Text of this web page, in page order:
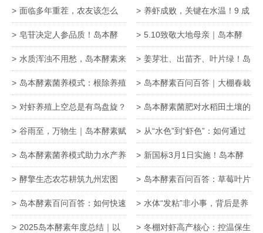
面临多年重茬，农友该怎么
办？岛本酵素：一招破解 让老
地再获新生！
养虾成败，关键在水温！9 成
养殖户都忽略的控温细节，看
完少亏上万
皂苷决定人参品质！岛本酵
素，科学助力人参皂苷含量稳
步提升
5.10致敬大地母亲｜岛本酵
素，以微生物之力，守护每一
寸沃土生机
水质浑浊不用愁，岛本酵素来
解忧
姜芽壮、出苗齐、叶片绿！岛
本酵素套餐肥，大姜苗期赢在
起跑线！
岛本酵素菌养模式：根除养殖
异味，守护生态养殖新环境
岛本酵素百问百答｜大棚春栽
地瓜苗萎蔫死棵、缓苗差？一
文找准根源巧补救！
对虾养殖上空总是有鸟盘旋？
这不是风景，是“生物警报”！
岛本酵素菌肥对水稻田土壤的
核心作用
谷雨至，万物生｜岛本酵素赋
能春耕，守护作物好长势！
从“水色”到“虾色”：如何通过
精准调水，养出通透亮泽的高
价对虾？
岛本酵素菌养模式助力水产养
殖生态防控孢子虫危害
新国标3月1日实施！岛本酵
素套餐肥，为农产品基地筑牢
农残达标与品质升级双防线
酵擎生态农芯耕筑九州宏图
——岛本酵素的远大使命与终
极愿景
岛本酵素百问百答：草莓叶片
发黄、焦枯、长紫斑，到底怎
么了？
岛本酵素百问百答：如何快速
识别柑橘黄化？
水体“发粘”非小事，背后是养
殖系统的预警
2025岛本酵素年度总结｜以 冬棚对虾高产核心：控温保生